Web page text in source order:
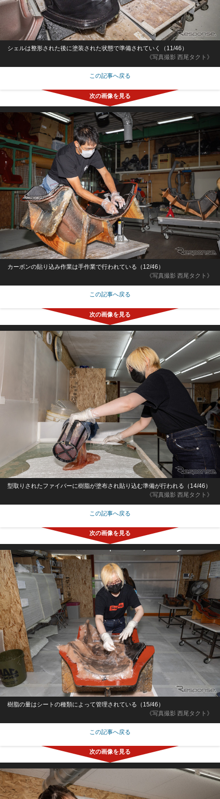
《写真撮影 西尾タクト》
シェルは整形された後に塗装された状態で準備されていく（11/46）
この記事へ戻る
《写真撮影 西尾タクト》
カーボンの貼り込み作業は手作業で行われている（12/46）
この記事へ戻る
《写真撮影 西尾タクト》
型取りされたファイバーに樹脂が塗布され貼り込む準備が行われる（14/46）
この記事へ戻る
《写真撮影 西尾タクト》
樹脂の量はシートの種類によって管理されている（15/46）
この記事へ戻る